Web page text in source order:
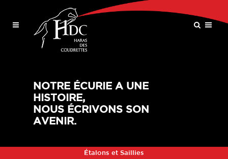
NOTRE ÉCURIE A UNE
HISTOIRE,
NOUS ÉCRIVONS SON
AVENIR.
Étalons et Saillies